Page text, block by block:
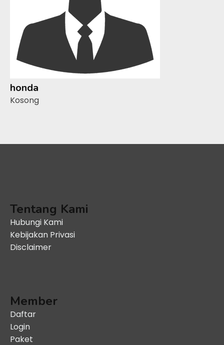
honda
Kosong
Tentang Kami
Hubungi Kami
Kebijakan Privasi
Disclaimer
Member
Daftar
Login
Paket